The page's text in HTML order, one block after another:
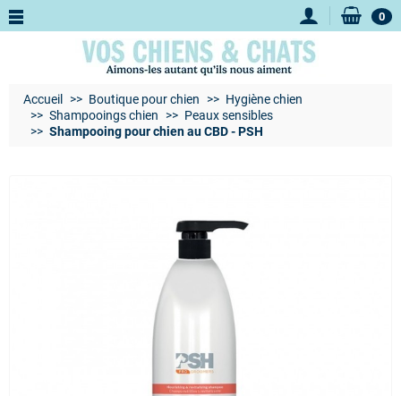
0
Accueil Boutique pour chien
Hygiène chien
Shampooings chien
Peaux sensibles
Shampooing pour chien au CBD - PSH